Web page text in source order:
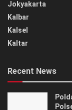
Jokyakarta
Kalbar
Kalsel
Kaltar
Recent News